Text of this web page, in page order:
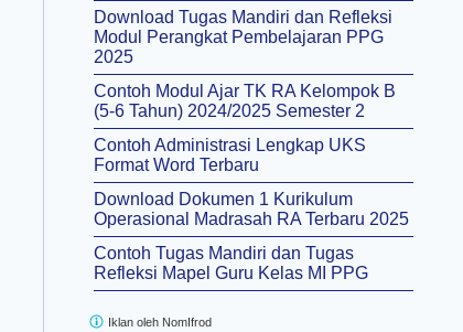
Download Tugas Mandiri dan Refleksi
Modul Perangkat Pembelajaran PPG
2025
Contoh Modul Ajar TK RA Kelompok B
(5-6 Tahun) 2024/2025 Semester 2
Contoh Administrasi Lengkap UKS
Format Word Terbaru
Download Dokumen 1 Kurikulum
Operasional Madrasah RA Terbaru 2025
Contoh Tugas Mandiri dan Tugas
Refleksi Mapel Guru Kelas MI PPG
Iklan oleh NomIfrod